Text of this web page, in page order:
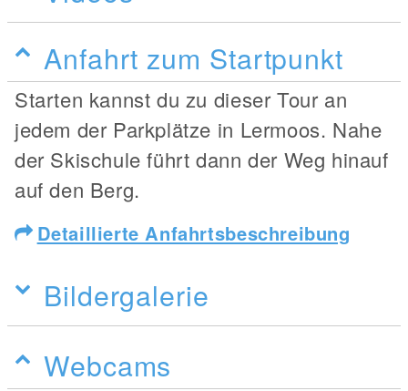
Anfahrt zum Startpunkt
Starten kannst du zu dieser Tour an
jedem der Parkplätze in Lermoos. Nahe
der Skischule führt dann der Weg hinauf
auf den Berg.
Detaillierte Anfahrtsbeschreibung
Bildergalerie
Webcams